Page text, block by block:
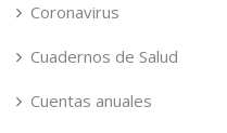
Coronavirus
Cuadernos de Salud
Cuentas anuales